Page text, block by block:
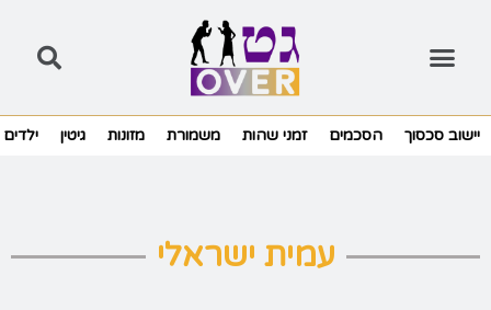
יישוב סכסוך הסכמים זמני שהות משמורת מזונות גיטין ילדים
עמית ישראלי